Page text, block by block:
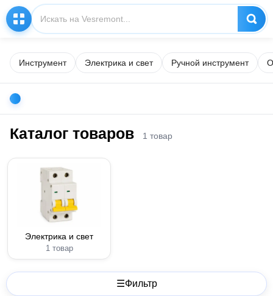
Инструмент Электрика и свет Ручной инструмент
Каталог товаров 1 товар
Электрика и свет
1 товар
☰Фильтр